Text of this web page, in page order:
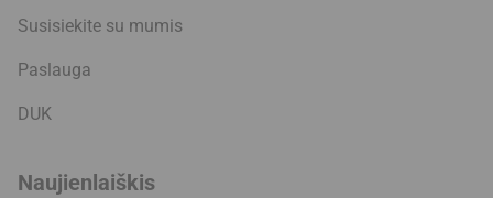
Susisiekite su mumis
Paslauga
DUK
Naujienlaiškis